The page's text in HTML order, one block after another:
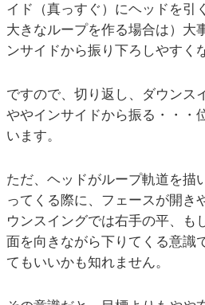
イド（真っすぐ）にヘッドを引
大きなループを作る場合は）大
ンサイドから振り下ろしやすく
ですので、切り返し、ダウンス
ややインサイドから振る・・・
います。
ただ、ヘッドがループ軌道を描
ってくる際に、フェースが開き
ウンスイングでは右手の平、も
面を向きながら下りてくる意識
てもいいかも知れません。